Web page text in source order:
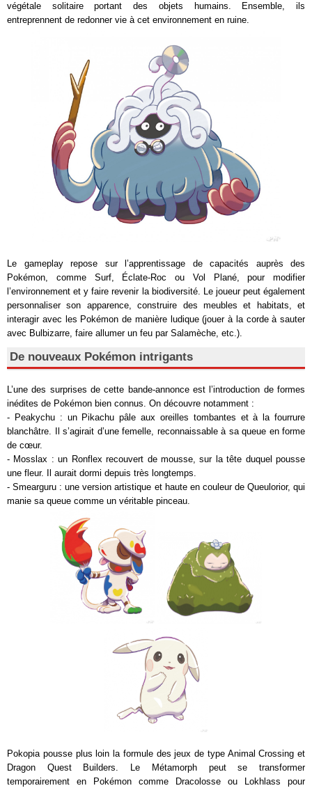
végétale solitaire portant des objets humains. Ensemble, ils
entreprennent de redonner vie à cet environnement en ruine.
Le gameplay repose sur l’apprentissage de capacités auprès des
Pokémon, comme Surf, Éclate-Roc ou Vol Plané, pour modifier
l’environnement et y faire revenir la biodiversité. Le joueur peut également
personnaliser son apparence, construire des meubles et habitats, et
interagir avec les Pokémon de manière ludique (jouer à la corde à sauter
avec Bulbizarre, faire allumer un feu par Salamèche, etc.).
De nouveaux Pokémon intrigants
L’une des surprises de cette bande-annonce est l’introduction de formes
inédites de Pokémon bien connus. On découvre notamment :
- Peakychu : un Pikachu pâle aux oreilles tombantes et à la fourrure
blanchâtre. Il s’agirait d’une femelle, reconnaissable à sa queue en forme
de cœur.
- Mosslax : un Ronflex recouvert de mousse, sur la tête duquel pousse
une fleur. Il aurait dormi depuis très longtemps.
- Smearguru : une version artistique et haute en couleur de Queulorior, qui
manie sa queue comme un véritable pinceau.
Pokopia pousse plus loin la formule des jeux de type Animal Crossing et
Dragon Quest Builders. Le Métamorph peut se transformer
temporairement en Pokémon comme Dracolosse ou Lokhlass pour